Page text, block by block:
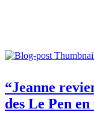
“Jeanne
des Le Pen